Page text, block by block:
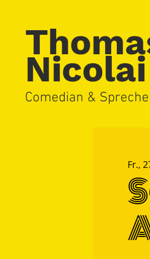
Nicolai
Comedian &
Fr.,